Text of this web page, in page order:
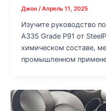
Джон/Апрель 11, 2025
Изучите руководство
A335 Grade P91 от
химическом составе,
промышленном